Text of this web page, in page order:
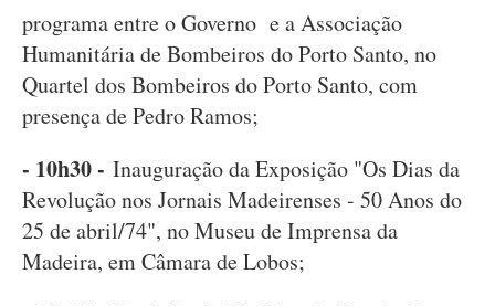
programa entre o Governo e a Associação
Humanitária de Bombeiros do Porto Santo, no
Quartel dos Bombeiros do Porto Santo, com
presença de Pedro Ramos;
- 10h30 - Inauguração da Exposição "Os Dias da
Revolução nos Jornais Madeirenses - 50 Anos do
25 de abril/74", no Museu de Imprensa da
Madeira, em Câmara de Lobos;